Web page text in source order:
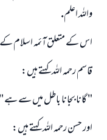
واللہ اعلم.
اس كے متعلق آئمہ اسلام
قاسم رحمہ اللہ كہتے ہيں:
" گانا بجانا باطل ميں سے ہے "
اور حسن رحمہ اللہ كہتے ہيں: